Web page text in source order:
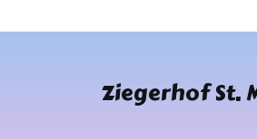
Ziegerhof St.